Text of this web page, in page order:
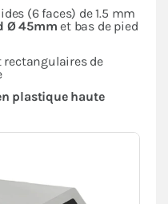
(6 faces) de 1.5 mm
Ø 45mm et bas de pied
rectangulaires de
plastique haute